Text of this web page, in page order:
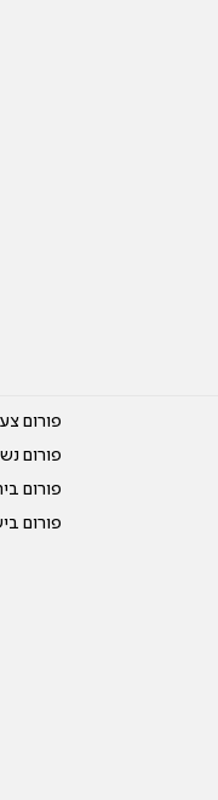
פורום
פורום
פורום
פורום